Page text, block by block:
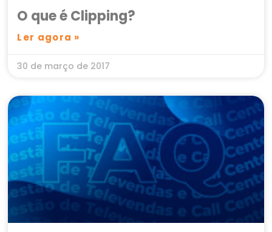
O que é Clipping?
Ler agora »
30 de março de 2017